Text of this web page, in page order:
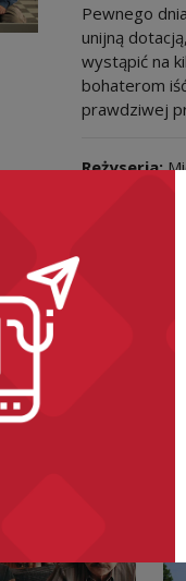
Pewnego
unijną
wystąpić na
bohaterom
prawdziwej
Reżyseria:
Rogucki,